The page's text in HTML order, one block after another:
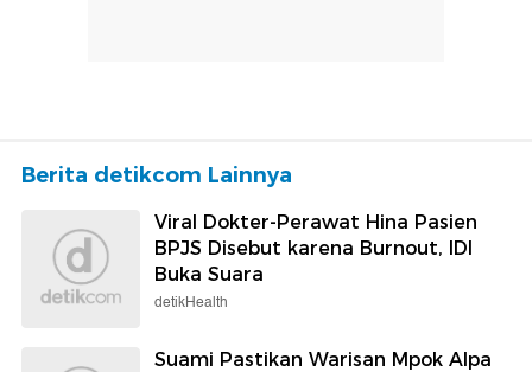
Berita detikcom Lainnya
Viral Dokter-Perawat Hina Pasien
BPJS Disebut karena Burnout, IDI
Buka Suara
detikHealth
Suami Pastikan Warisan Mpok Alpa